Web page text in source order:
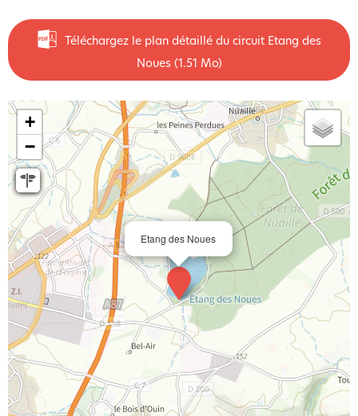
Téléchargez le plan détaillé du circuit Etang des
Noues (1.51 Mo)
Etang des Noues
+
−